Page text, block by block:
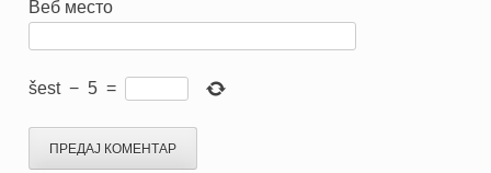
Веб место
šest − 5 =